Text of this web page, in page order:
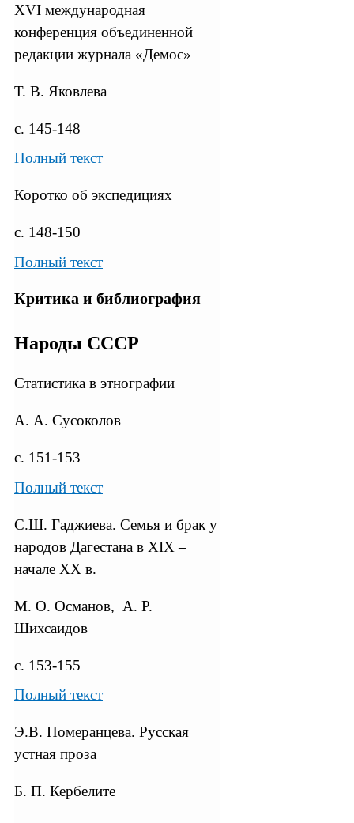
XVI международная
конференция объединенной
редакции журнала «Демос»
Т. В. Яковлева
с. 145-148
Полный текст
Коротко об экспедициях
с. 148-150
Полный текст
Критика и библиография
Народы СССР
Статистика в этнографии
А. А. Сусоколов
с. 151-153
Полный текст
С.Ш. Гаджиева. Семья и брак у
народов Дагестана в XIX –
начале XX в.
М. О. Османов, А. Р.
Шихсаидов
с. 153-155
Полный текст
Э.В. Померанцева. Русская
устная проза
Б. П. Кербелите